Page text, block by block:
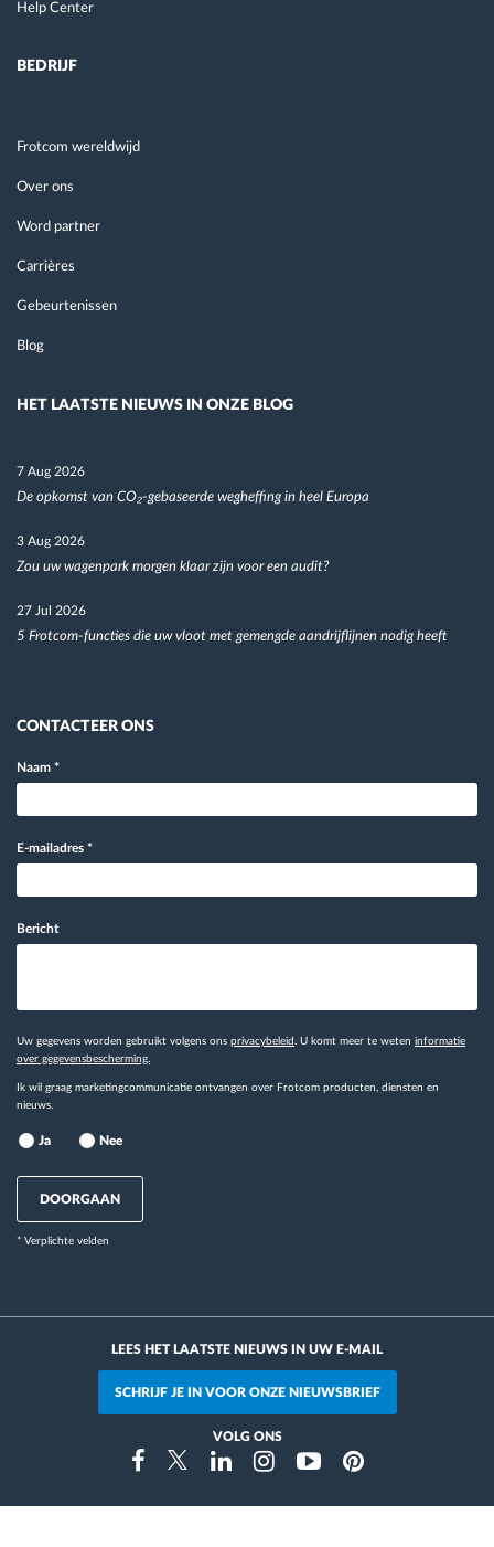
Help Center
BEDRIJF
Frotcom wereldwijd
Over ons
Word partner
Carrières
Gebeurtenissen
Blog
HET LAATSTE NIEUWS IN ONZE BLOG
7 Aug 2026
De opkomst van CO₂-gebaseerde wegheffing in heel Europa
3 Aug 2026
Zou uw wagenpark morgen klaar zijn voor een audit?
27 Jul 2026
5 Frotcom-functies die uw vloot met gemengde aandrijflijnen nodig heeft
CONTACTEER ONS
Naam *
E-mailadres *
Bericht
Uw gegevens worden gebruikt volgens ons privacybeleid . U komt meer te weten informatie
over gegevensbescherming.
Ik wil graag marketingcommunicatie ontvangen over Frotcom producten, diensten en
nieuws.
Ja Nee
DOORGAAN
* Verplichte velden
LEES HET LAATSTE NIEUWS IN UW E-MAIL
SCHRIJF JE IN VOOR ONZE NIEUWSBRIEF
VOLG ONS
FacebookTwitterLinkedinInstragramYoutubePinterest